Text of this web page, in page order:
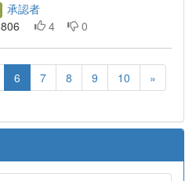
承認者
806
4 0
6 7 8 9 10 »